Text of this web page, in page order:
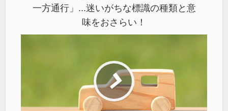
一方通行」...迷いがちな標識の種類と意
味をおさらい！